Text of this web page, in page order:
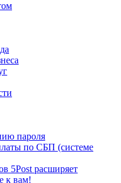
пароля
по СБП (системе
5Post расширяет
к вам!